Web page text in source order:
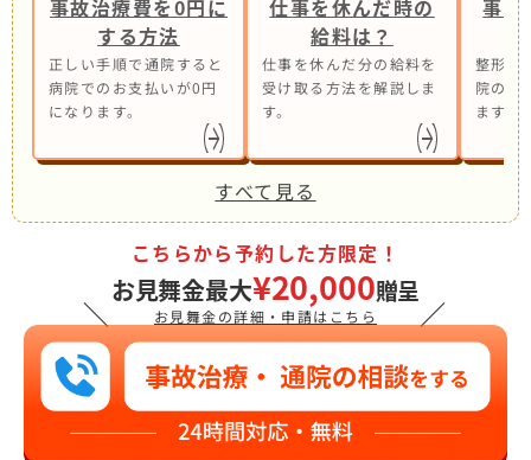
事故治療費を0円に
する方法
正しい手順で通院すると
病院でのお支払いが0円
になります。
仕事を休んだ時の
給料は？
仕事を休んだ分の給料を
受け取る方法を解説しま
す。
事故
整形外
院の併
ます。
すべて見る
＼
こちらから予約した方限定！
お見舞金最大¥20,000贈呈
お見舞金の詳細・申請はこちら ／